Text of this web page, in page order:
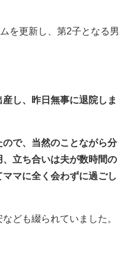
を更新し、第2子となる男
産し、昨日無事に退院しま
ので、当然のことながら分
立ち合いは夫が数時間の
マに全く会わずに過ごし
ども綴られていました。